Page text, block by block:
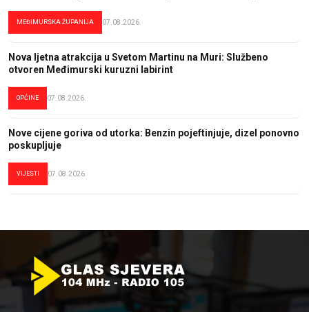
MEĐIMURSKA ŽUPANIJA 07.08.2026.
Nova ljetna atrakcija u Svetom Martinu na Muri: Službeno
otvoren Međimurski kuruzni labirint
OPĆINE 07.08.2026.
Nove cijene goriva od utorka: Benzin pojeftinjuje, dizel ponovno
poskupljuje
VIJESTI 07.08.2026.